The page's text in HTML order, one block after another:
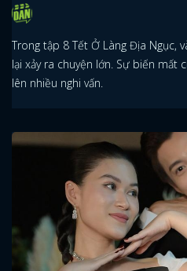
Trong tập 8 Tết Ở Làng Địa Ngục,
lại xảy ra chuyện lớn. Sự biến mất
lên nhiều nghi vấn.